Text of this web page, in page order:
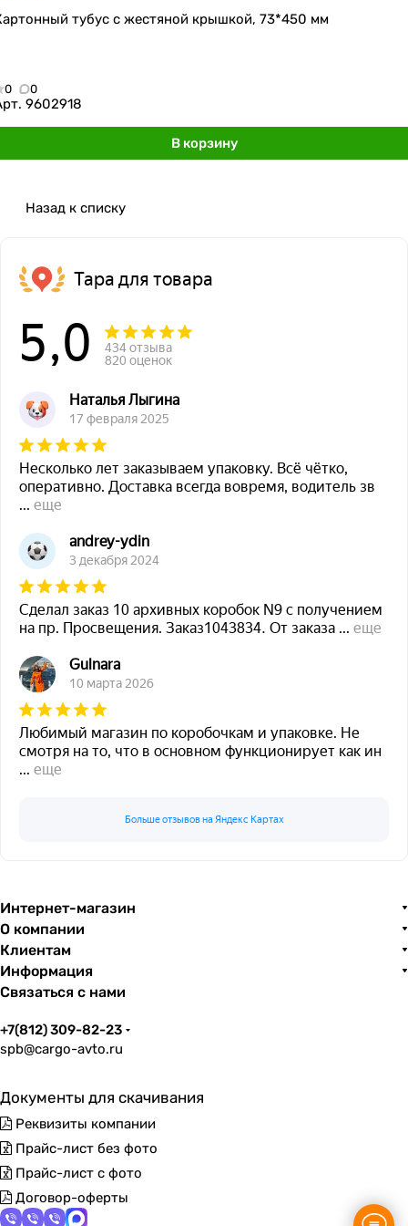
тубус с жестяной крышкой, 73*450 мм
0 0
9602918
В корзину
Назад к списку
Тара для товара
5,0
434 отзыва
820 оценок
Наталья Лыгина
17 февраля 2025
Несколько лет заказываем упаковку. Всё чётко,
оперативно. Доставка всегда вовремя, водитель зв
... еще
andrey-ydin
3 декабря 2024
Сделал заказ 10 архивных коробок N9 с получением
на пр. Просвещения. Заказ1043834. От заказа ... еще
Gulnara
10 марта 2026
Любимый магазин по коробочкам и упаковке. Не
смотря на то, что в основном функционирует как ин
... еще
Больше отзывов на Яндекс Картах
Интернет-магазин
О компании
Клиентам
Информация
Связаться с нами
+7(812) 309-82-23
spb@cargo-avto.ru
Документы для скачивания
Реквизиты компании
Прайс-лист без фото
Прайс-лист с фото
Договор-оферты